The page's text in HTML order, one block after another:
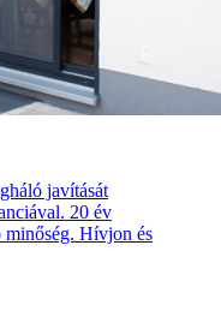
javítását
20 év
minőség. Hívjon és